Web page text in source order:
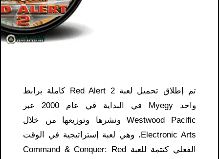
تم إطلاق تحميل لعبة Red Alert 2 كاملة برابط
واحد Myegy في البداية في عام 2000 عبر
Westwood Pacific ونشرها وتوزيعها من خلال
Electronic Arts، وهي لعبة إستراتيجية في الوقت
الفعلي كتتمة للعبة Command & Conquer: Red